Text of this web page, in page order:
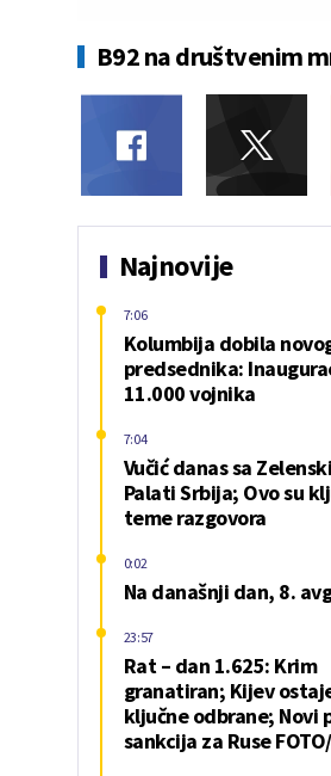
B92 na društvenim
Najnovije
Kolumbija dobila
predsednika:
11.000 vojnika
7:06
Vučić danas sa
Palati Srbija; Ovo su
teme razgovora
7:04
Na današnji dan, 8.
0:02
Rat – dan 1.625: Krim
granatiran; Kijev
ključne odbrane; Novi
sankcija za Ruse
23:57